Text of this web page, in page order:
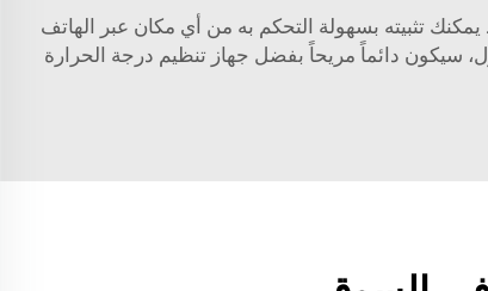
تثبيته بسهولة التحكم به من أي مكان عبر الهاتف
سيكون دائماً مريحاً بفضل جهاز تنظيم درجة الحرارة